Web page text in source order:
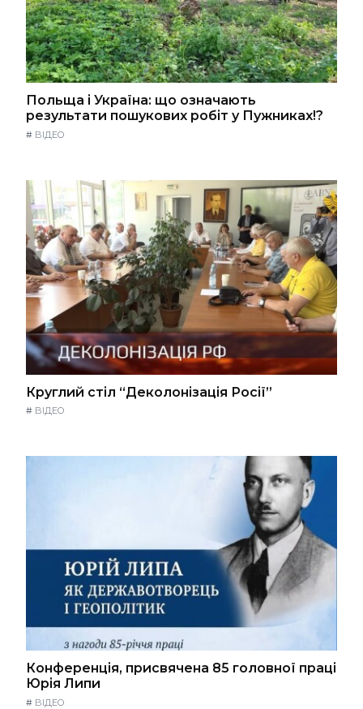
Польща і Україна: що означають
результати пошукових робіт у Пужниках!?
# ВІДЕО
Круглий стіл “Деколонізація Росії”
# ВІДЕО
Конференція, присвячена 85 головної праці
Юрія Липи
# ВІДЕО